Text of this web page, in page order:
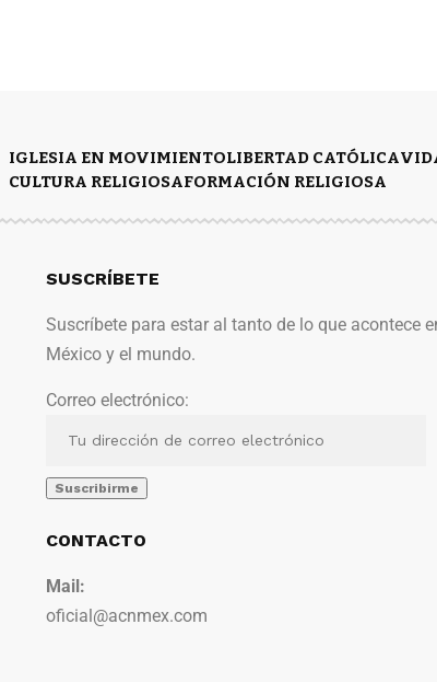
IGLESIA EN MOVIMIENTOLIBERTAD CATÓLICA
CULTURA RELIGIOSAFORMACIÓN RELIGIOSA
SUSCRÍBETE
Suscríbete para estar al tanto de lo que acontece
México y el mundo.
Correo electrónico:
CONTACTO
Mail:
oficial@acnmex.com